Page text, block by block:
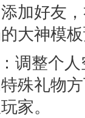
加好友
大神模
调整个
殊礼物
家。